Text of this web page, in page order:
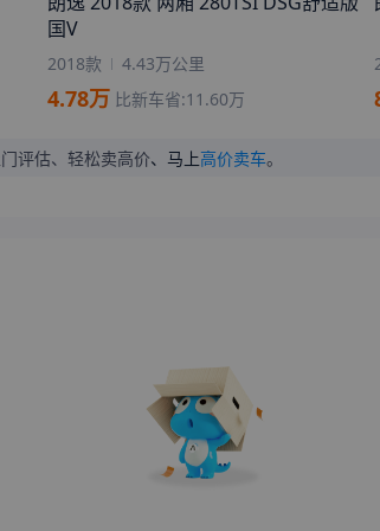
国V
2018款 4.43万公里
4.78万 比新车省:11.60万
评估、轻松卖高价、马上高价卖车。
神奇心理测
来自
冰糖葫芦很